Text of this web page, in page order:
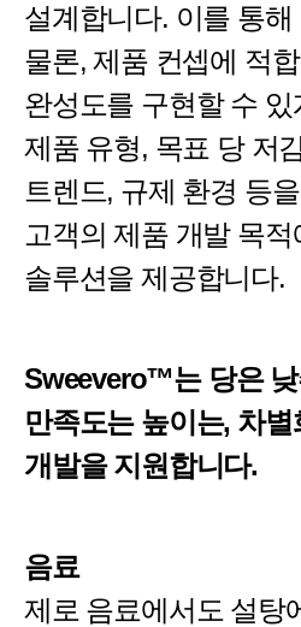
설계합니다. 이를 통
물론, 제품 컨셉에 적
완성도를 구현할 수
제품 유형, 목표 당 저
트렌드, 규제 환경 등
고객의 제품 개발 목적
솔루션을 제공합니다.
Sweevero™는 당은 낮
만족도는 높이는, 차
개발을 지원합니다.
음료
제로 음료에서도 설탕